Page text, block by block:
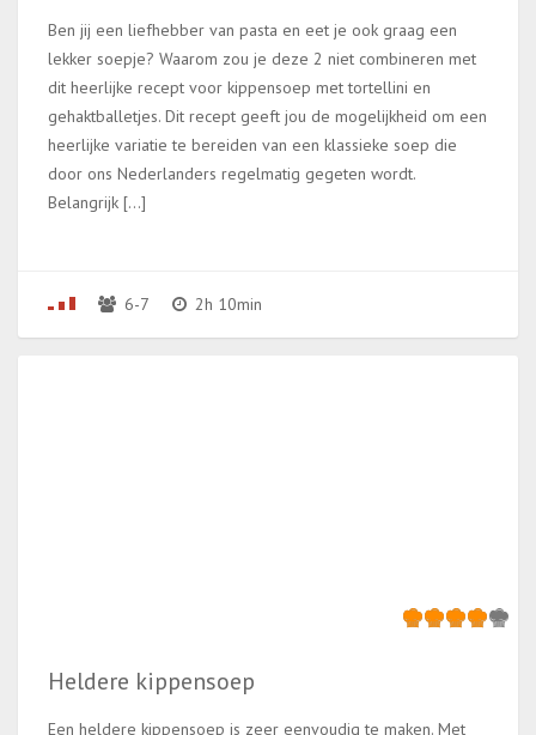
Ben jij een liefhebber van pasta en eet je ook graag een
lekker soepje? Waarom zou je deze 2 niet combineren met
dit heerlijke recept voor kippensoep met tortellini en
gehaktballetjes. Dit recept geeft jou de mogelijkheid om een
heerlijke variatie te bereiden van een klassieke soep die
door ons Nederlanders regelmatig gegeten wordt.
Belangrijk […]
6-7 2h 10min
Heldere kippensoep
Een heldere kippensoep is zeer eenvoudig te maken. Met